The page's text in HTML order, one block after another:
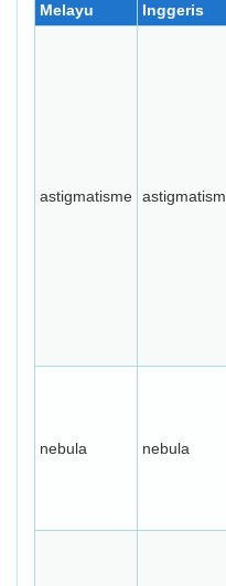
Melayu
Inggeris
astigmatisme astigmatism
nebula nebula